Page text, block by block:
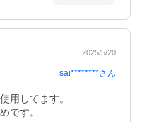
2025/5/20
sai********さん
用してます。
です。